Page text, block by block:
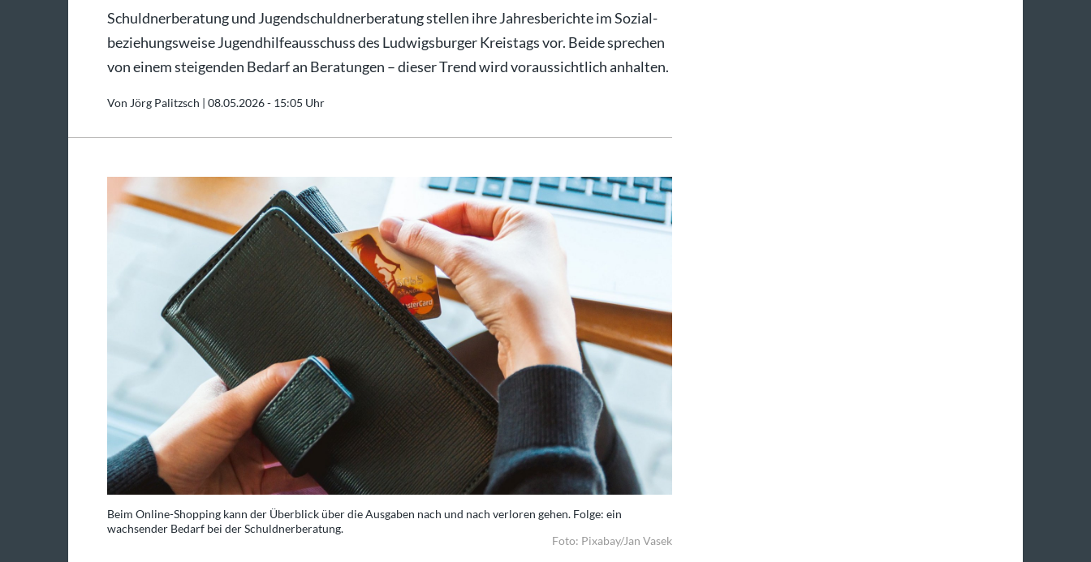
Schuldnerberatung und Jugendschuldnerberatung stellen ihre Jahresberichte im Sozial-
beziehungsweise Jugendhilfeausschuss des Ludwigsburger Kreistags vor. Beide sprechen
von einem steigenden Bedarf an Beratungen – dieser Trend wird voraussichtlich anhalten.
Von Jörg Palitzsch | 08.05.2026 - 15:05 Uhr
Beim Online-Shopping kann der Überblick über die Ausgaben nach und nach verloren gehen. Folge: ein
wachsender Bedarf bei der Schuldnerberatung.
Foto: Pixabay/Jan Vasek